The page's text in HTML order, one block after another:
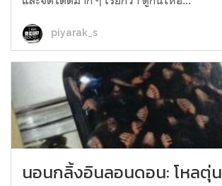
piyarak_s
นอนกลิ้งอินลอนดอน: โหลตุ่น